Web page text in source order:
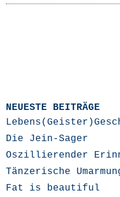
NEUESTE BEITRÄGE
Die Jein-Sager
Oszillierender
Tänzerische
Fat is beautiful